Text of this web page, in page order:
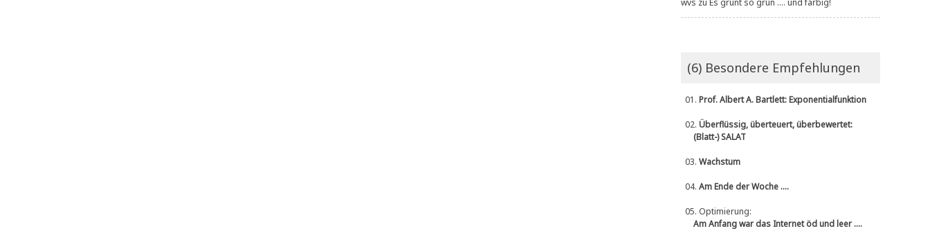
wvs zu Es grünt so grün .... und farbig!
(6) Besondere Empfehlungen
01. Prof. Albert A. Bartlett: Exponentialfunktion
02. Überflüssig, überteuert, überbewertet:
(Blatt-) SALAT
03. Wachstum
04. Am Ende der Woche ....
05. Optimierung:
Am Anfang war das Internet öd und leer ....